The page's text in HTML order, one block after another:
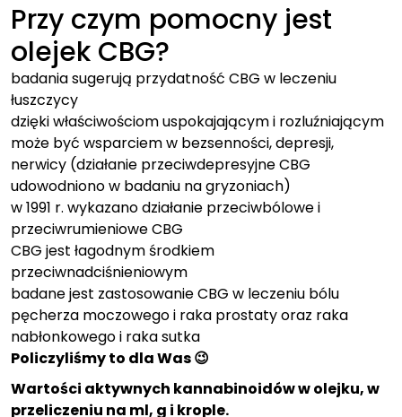
Przy czym pomocny jest
olejek CBG?
badania sugerują przydatność CBG w leczeniu
łuszczycy
dzięki właściwościom uspokajającym i rozluźniającym
może być wsparciem w bezsenności, depresji,
nerwicy (działanie przeciwdepresyjne CBG
udowodniono w badaniu na gryzoniach)
w 1991 r. wykazano działanie przeciwbólowe i
przeciwrumieniowe CBG
CBG jest łagodnym środkiem
przeciwnadciśnieniowym
badane jest zastosowanie CBG w leczeniu bólu
pęcherza moczowego i raka prostaty oraz raka
nabłonkowego i raka sutka
Policzyliśmy to dla Was 😉
Wartości aktywnych kannabinoidów w olejku, w
przeliczeniu na ml, g i krople.